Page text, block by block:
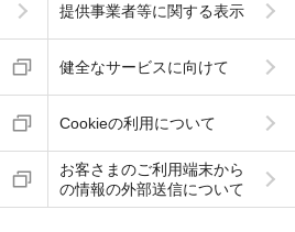
提供事業者等に関する表示
健全なサービスに向けて
Cookieの利用について
お客さまのご利用端末から
の情報の外部送信について